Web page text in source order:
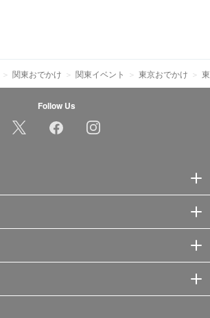
関東おでかけ 関東イベント 東京おでかけ
Follow Us